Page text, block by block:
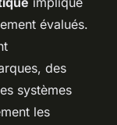
évalués.
des
systèmes
les